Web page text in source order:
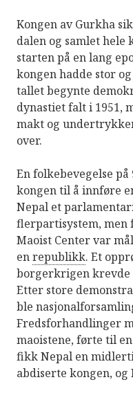
Kongen av Gurkha
dalen og samlet hele
starten på en lang
kongen hadde stor
tallet begynte
dynastiet falt i 1951,
makt og
over.
En folkebevegelse
kongen til å innføre
Nepal et
flerpartisystem,
Maoist Center var
enrepublikk. Et
borgerkrigen krevde
Etter store
ble
Fredsforhandlinger
maoistene, førte til
fikk Nepal en
abdiserte kongen,